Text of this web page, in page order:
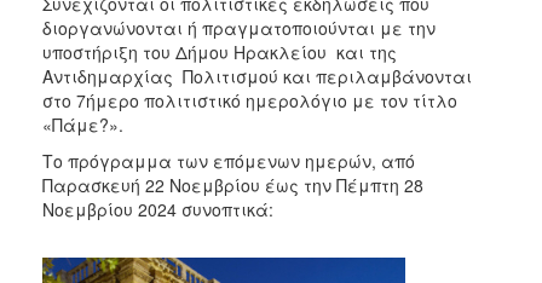
2021
2020
2019
2018
2017
2016
2015
2013
διοργανώνονται ή πραγματοποιούνται με την
υποστήριξη του Δήμου Ηρακλείου και της
Αντιδημαρχίας Πολιτισμού και περιλαμβάνονται
στο 7ήμερο πολιτιστικό ημερολόγιο με τον τίτλο
«Πάμε?».
Το πρόγραμμα των επόμενων ημερών, από
Παρασκευή 22 Νοεμβρίου έως την Πέμπτη 28
Νοεμβρίου 2024 συνοπτικά: